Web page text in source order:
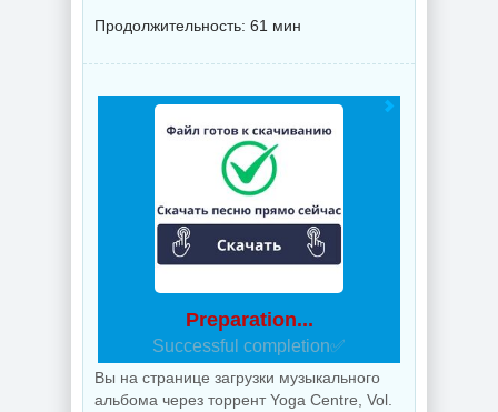
Продолжительность: 61 мин
Preparation...
Successful completion✅
Вы на странице загрузки музыкального
альбома через торрент Yoga Centre, Vol.